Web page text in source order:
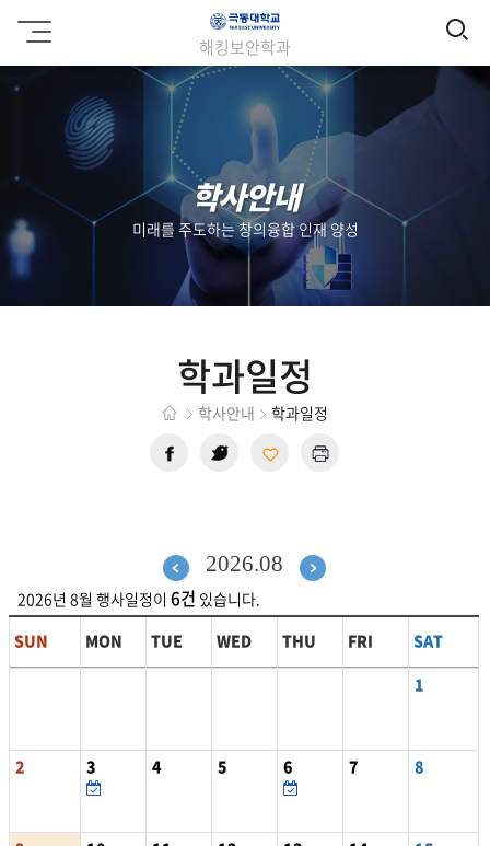
극
동
해킹보안학과
검
색
학사안내
미래를 주도하는 창의융합 인재 양성
학과일정
학사안내 학과일정
2026.08
2026년 8월 행사일정이 6건 있습니다.
SUN
MON TUE WED THU FRI
SAT
1
2 3 4 5 6 7 8